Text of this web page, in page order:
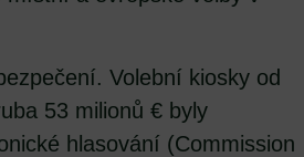
Volební kiosky od
53 milionů € byly
hlasování (Commission